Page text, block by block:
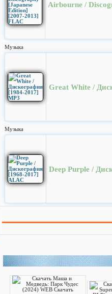
Airbourne /
Музыка
Great White /
Музыка
Deep Purple /